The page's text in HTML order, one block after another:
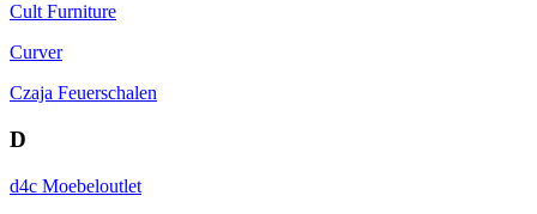
Cult Furniture
Curver
Czaja Feuerschalen
D
d4c Moebeloutlet